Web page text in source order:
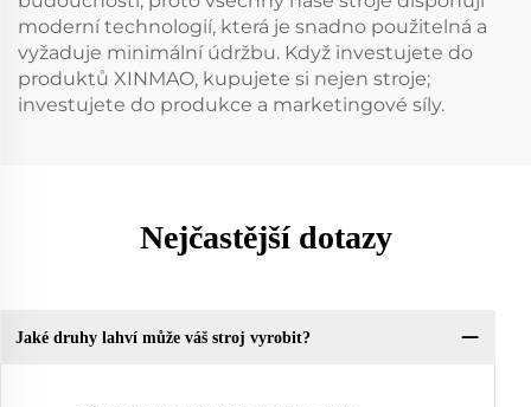
moderní technologií, která je snadno použitelná a
vyžaduje minimální údržbu. Když investujete do
produktů XINMAO, kupujete si nejen stroje;
investujete do produkce a marketingové síly.
Nejčastější dotazy
Jaké druhy lahví může váš stroj vyrobit?